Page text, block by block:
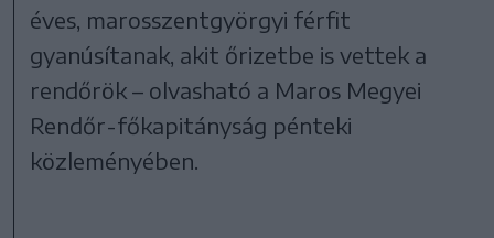
éves, marosszentgyörgyi férfit
gyanúsítanak, akit őrizetbe is vettek a
rendőrök – olvasható a Maros Megyei
Rendőr-főkapitányság pénteki
közleményében.